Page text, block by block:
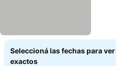
Seleccioná las fechas para
exactos